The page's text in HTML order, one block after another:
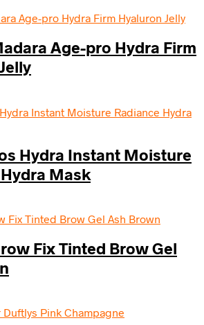
Age-pro Hydra Firm
Hydra Instant Moisture
Mask
Fix Tinted Brow Gel